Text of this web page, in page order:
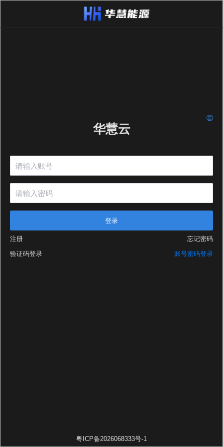
华慧云
登录
注册
忘记密码
验证码登录
账号密码登录
粤ICP备2026068333号-1